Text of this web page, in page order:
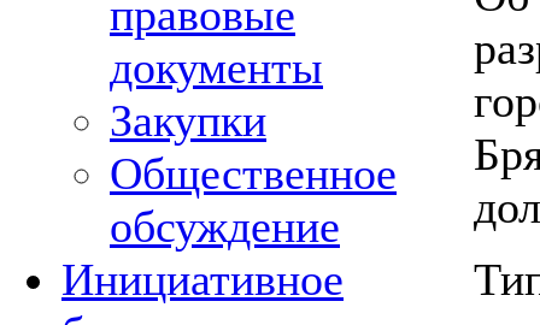
правовые
документы
Закупки
Общественное
обсуждение
Инициативное